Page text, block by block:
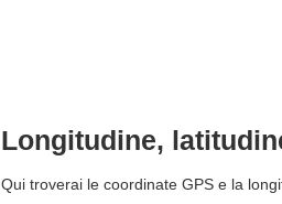
Longitudine,
Qui troverai le coordinate GPS e la